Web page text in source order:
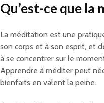
Qu’est-ce que la
La méditation est une
son corps et à son esprit, et
à se concentrer sur le
Apprendre à méditer peut
bienfaits en valent la peine.